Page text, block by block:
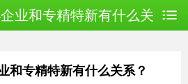
业和专精特新有什么关
和专精特新有什么关系？